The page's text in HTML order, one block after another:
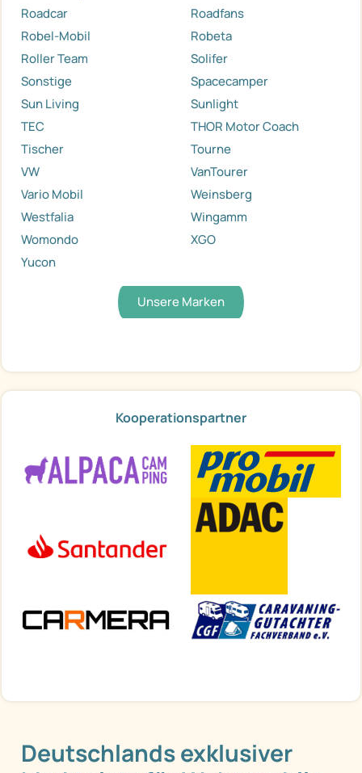
Roadcar
Roadfans
Robel-Mobil
Robeta
Roller Team
Solifer
Sonstige
Spacecamper
Sun Living
Sunlight
TEC
THOR Motor Coach
Tischer
Tourne
VW
VanTourer
Vario Mobil
Weinsberg
Westfalia
Wingamm
Womondo
XGO
Yucon
Unsere Marken
Kooperationspartner
Deutschlands exklusiver